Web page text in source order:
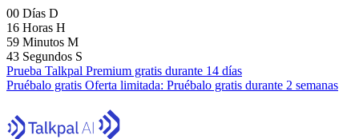
00 Días D
16 Horas H
59 Minutos M
41 Segundos S
Prueba Talkpal Premium gratis durante 14 días
Pruébalo gratis Oferta limitada: Pruébalo gratis durante 2 semanas